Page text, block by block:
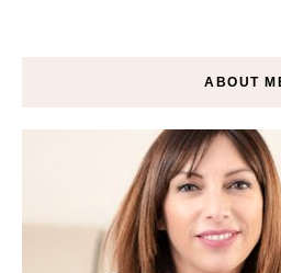
ABOUT